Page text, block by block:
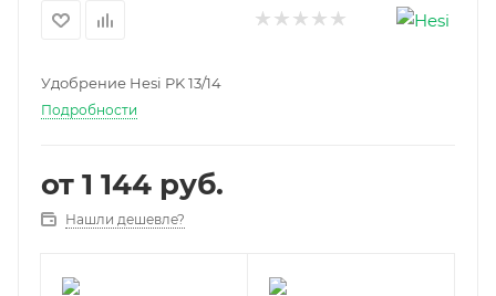
Удобрение Hesi PK 13/14
Подробности
от 1 144 руб.
Нашли дешевле?